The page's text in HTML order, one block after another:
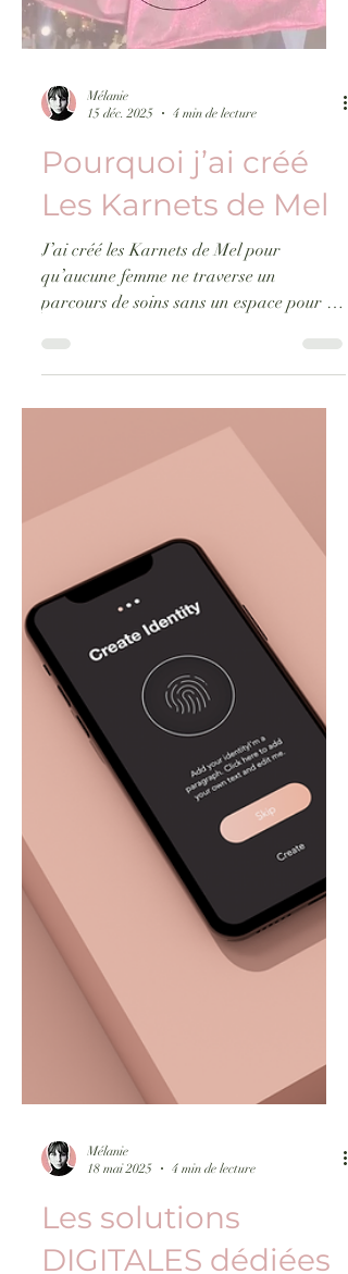
4 min de lecture
Pourquoi j’ai créé
Les Karnets de Mel
J’ai créé les Karnets de Mel pour
qu’aucune femme ne traverse un
parcours de soins sans un espace pour se
la créativité, la beauté et l’écriture
peuvent devenir des ressources puissantes
pour reprendre du pouvoir sur ce qui
semble nous échapper.
Mélanie
18 mai 2025
4 min de lecture